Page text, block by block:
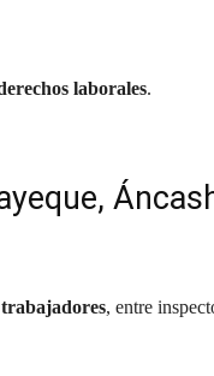
laborales.
trabajadores, entre